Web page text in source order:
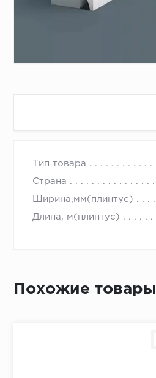
Тип товара
Страна
Ширина,мм(плинтус)
Длина, м(плинтус)
Похожие товары